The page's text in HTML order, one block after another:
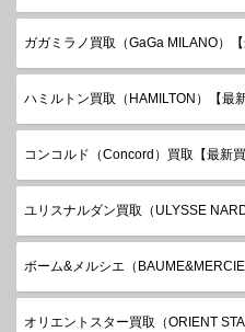
ガガミラノ買取（GaGa MILANO）【
ハミルトン買取（HAMILTON）【最
コンコルド（Concord）買取【最新買
ユリスナルダン買取（ULYSSE
ボーム&メルシエ（
オリエントスター買取（ORIENT